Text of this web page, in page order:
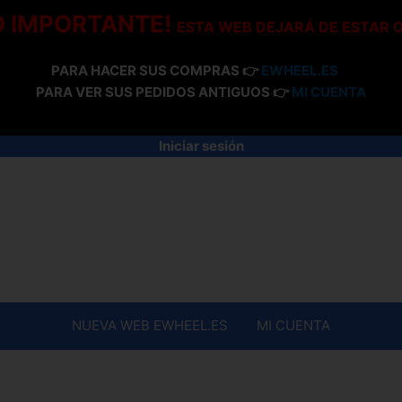
IMPORTANTE! ESTA WEB DEJARÁ DE ESTAR
PARA HACER SUS COMPRAS 👉 EWHEEL.ES
PARA VER SUS PEDIDOS ANTIGUOS 👉 MI CUENTA
Iniciar sesión
NUEVA WEB EWHEEL.ES MI CUENTA